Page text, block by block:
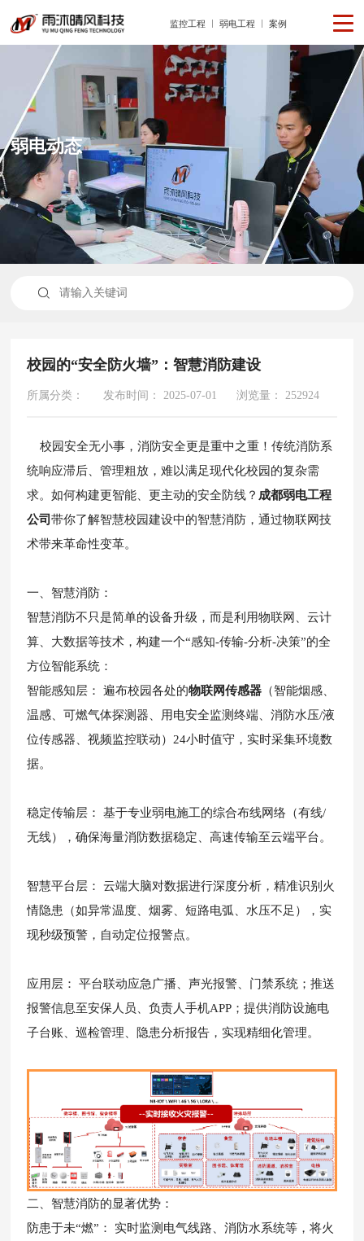
监控工程 弱电工程 案例
弱电动态

校园的“安全防火墙”：智慧消防建设
所属分类： 发布时间： 2025-07-01 浏览量： 252924
校园安全无小事，消防安全更是重中之重！传统消防系
统响应滞后、管理粗放，难以满足现代化校园的复杂需
求。如何构建更智能、更主动的安全防线？ 成都弱电工程
公司带你了解智慧校园建设中的智慧消防，通过物联网技
术带来革命性变革。
一、智慧消防：
智慧消防不只是简单的设备升级，而是利用物联网、云计
算、大数据等技术，构建一个“感知-传输-分析-决策”的全
方位智能系统：
智能感知层： 遍布校园各处的物联网传感器 （智能烟感、
温感、可燃气体探测器、用电安全监测终端、消防水压/液
位传感器、视频监控联动）24小时值守，实时采集环境数
据。
稳定传输层： 基于专业弱电施工的综合布线网络（有线/
无线），确保海量消防数据稳定、高速传输至云端平台。
智慧平台层： 云端大脑对数据进行深度分析，精准识别火
情隐患（如异常温度、烟雾、短路电弧、水压不足），实
现秒级预警，自动定位报警点。
应用层： 平台联动应急广播、声光报警、门禁系统；推送
报警信息至安保人员、负责人手机APP；提供消防设施电
子台账、巡检管理、隐患分析报告，实现精细化管理。
二、智慧消防的显著优势：
防患于未“燃”： 实时监测电气线路、消防水系统等，将火